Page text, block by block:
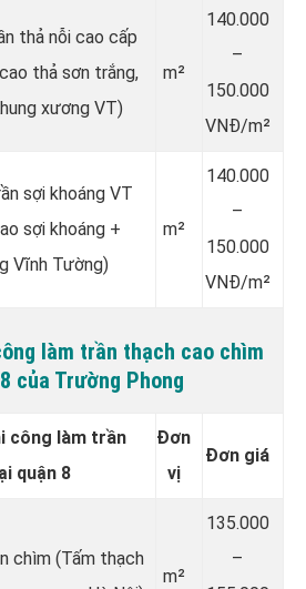
thả nỗi cao cấp
thả sơn trắng,
xương VT)
m²
140.000
–
150.000
VNĐ/m²
sợi khoáng VT
sợi khoáng +
Vĩnh Tường)
m²
140.000
–
150.000
VNĐ/m²
làm trần thạch cao chìm
của Trường Phong
công làm trần
quận 8
Đơn
vị
Đơn giá
chìm (Tấm thạch
m²
135.000
–